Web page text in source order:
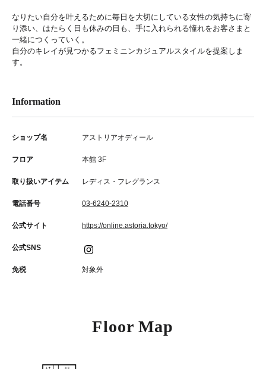
なりたい自分を叶えるために毎日を大切にしている女性の気持ちに寄
り添い、はたらく日も休みの日も、手に入れられる憧れをお客さまと
一緒につくっていく。
自分のキレイが見つかるフェミニンカジュアルスタイルを提案しま
す。
Information
ショップ名 アストリアオディール
フロア 本館 3F
取り扱いアイテム レディス・フレグランス
電話番号 03-6240-2310
公式サイト https://online.astoria.tokyo/
公式SNS
免税 対象外
Floor Map